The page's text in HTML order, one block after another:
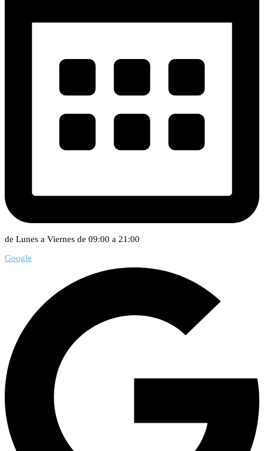
de Lunes a Viernes de 09:00 a 21:00
Google